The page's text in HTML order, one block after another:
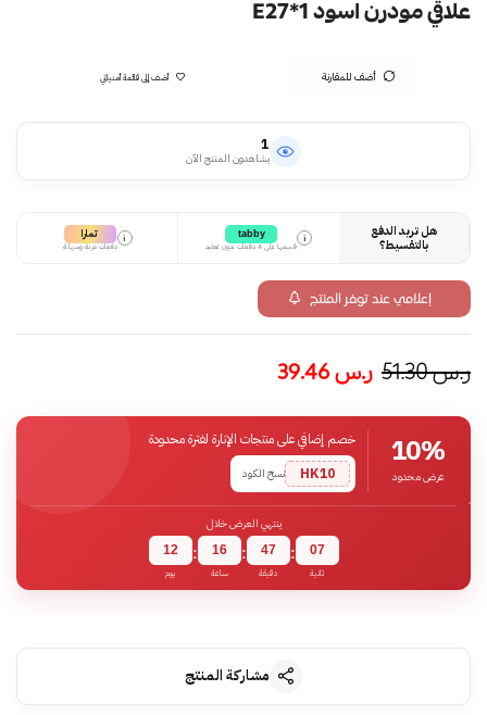
علاقي مودرن اسود E27*1
أضف للمقارنة أضف إلى قائمة أمنياتي
1
يشاهدون المنتج الآن
هل تريد الدفع
بالتقسيط؟
i
tabby
قسمها على 4 دفعات بدون تعقيد
i تمارا
دفعات مرنة وسهلة
إعلامي عند توفر المنتج
ر.س51.30 ر.س39.46
10%
عرض محدود
خصم إضافي على منتجات الإنارة لفترة محدودة
HK10
نسخ الكود
ينتهي العرض خلال
12
يوم
: 16
ساعة
: 47
دقيقة
: 06
ثانية
مشاركة المنتج